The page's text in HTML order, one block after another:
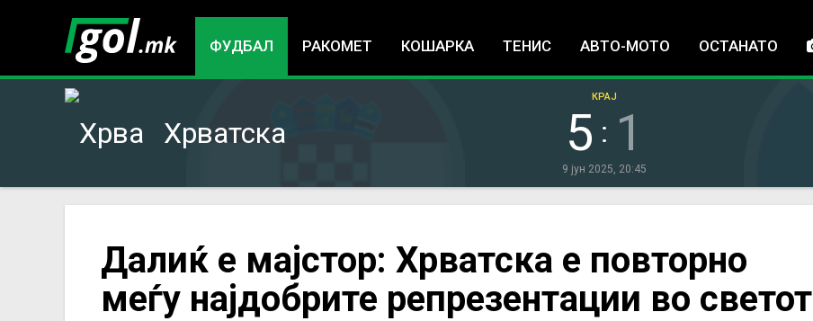
ФУДБАЛ РАКОМЕТ КОШАРКА ТЕНИС АВТО-МОТО ОСТАНАТО
Хрватска 5 : 1
КРАЈ
9 јун 2025, 20:45
Далиќ е мајстор: Хрватска е повторно
меѓу најдобрите репрезентации во светот